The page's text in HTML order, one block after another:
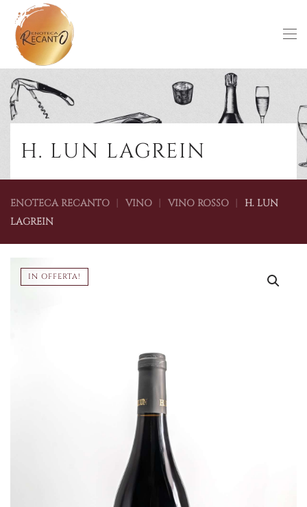
Skip to main content
H. LUN LAGREIN
ENOTECA RECANTO VINO VINO ROSSO
H. LUN
LAGREIN
IN OFFERTA!